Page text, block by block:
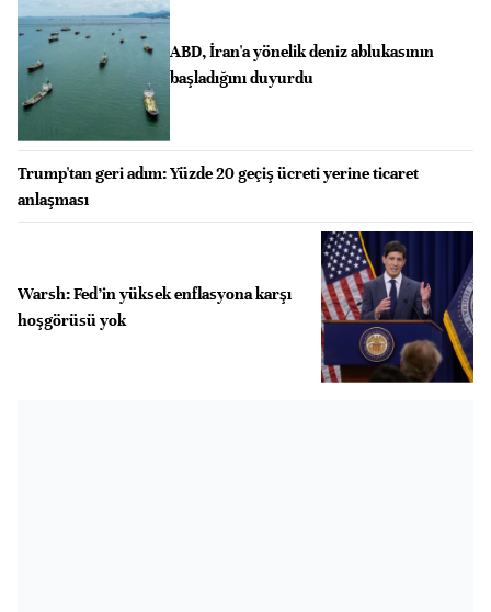
ABD, İran'a yönelik deniz ablukasının
başladığını duyurdu
Trump'tan geri adım: Yüzde 20 geçiş ücreti yerine ticaret
anlaşması
Warsh: Fed’in yüksek enflasyona karşı
hoşgörüsü yok